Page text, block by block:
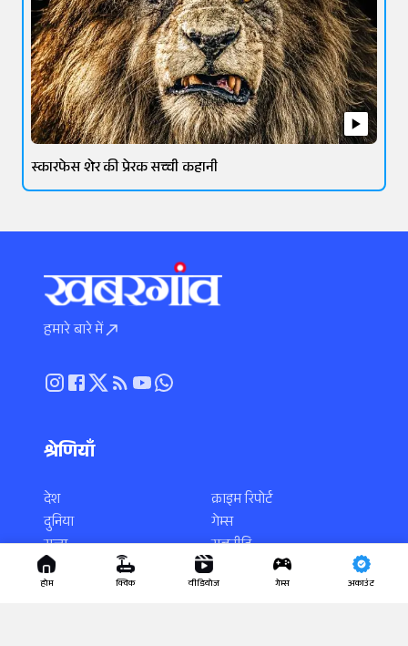
स्कारफेस शेर की प्रेरक सच्ची कहानी
हमारे बारे में
श्रेणियाँ
देश
दुनिया
राज्य
स्पोर्ट्स
एंटरटेनमेंट
क्राइम रिपोर्ट
गेम्स
राजनीति
करियर
साइंस-टेक
होम क्विक वीडियोज गेम्स अकाउंट